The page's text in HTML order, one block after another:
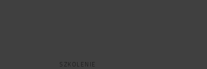
SZKOLENIE